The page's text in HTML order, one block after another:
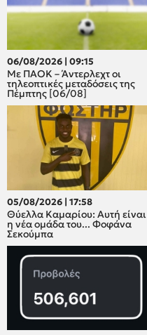
06/08/2026 | 09:15
Με ΠΑΟΚ – Άντερλεχτ οι
τηλεοπτικές μεταδόσεις της
Πέμπτης [06/08]
05/08/2026 | 17:58
Θύελλα Καμαρίου: Αυτή είναι
η νέα ομάδα του... Φοφάνα
Σεκούμπα